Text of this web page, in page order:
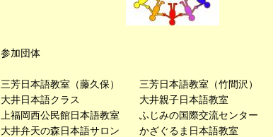
参加団体
三芳日本語教室（藤久保） 三芳日本語教室（竹間沢）
大井日本語クラス 大井親子日本語教室
上福岡西公民館日本語教室 ふじみの国際交流センター
大井弁天の森日本語サロン かざぐるま日本語教室